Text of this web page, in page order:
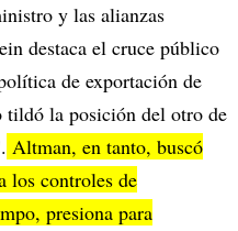
y las alianzas
destaca el cruce público
de exportación de
tildó la posición del otro de
Altman, en tanto, buscó
los controles de
presiona para